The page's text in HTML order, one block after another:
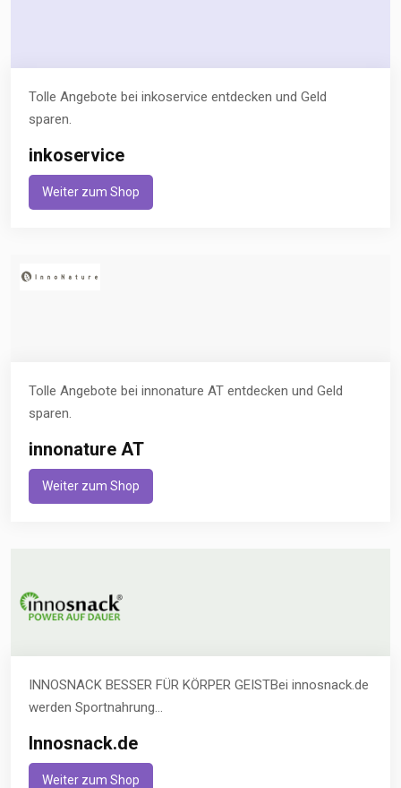
Tolle Angebote bei inkoservice entdecken und Geld
sparen.
inkoservice
Weiter zum Shop
Tolle Angebote bei innonature AT entdecken und Geld
sparen.
innonature AT
Weiter zum Shop
INNOSNACK BESSER FÜR KÖRPER GEISTBei innosnack.de
werden Sportnahrung...
Innosnack.de
Weiter zum Shop